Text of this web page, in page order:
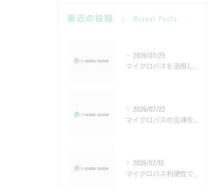
最近の投稿 Recent Posts
2026/07/29
2026/07/22
2026/07/15